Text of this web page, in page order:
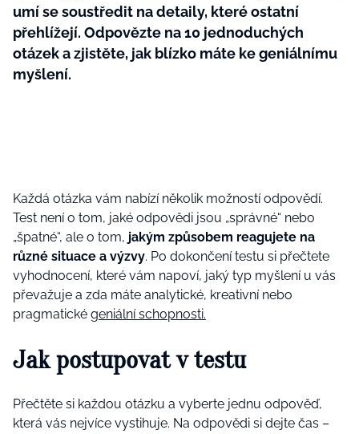
umí se soustředit na detaily, které ostatní
přehlížejí. Odpovězte na 10 jednoduchých
otázek a zjistěte, jak blízko máte ke geniálnímu
myšlení.
Každá otázka vám nabízí několik možností odpovědí.
Test není o tom, jaké odpovědi jsou „správné“ nebo
„špatné“, ale o tom, jakým způsobem reagujete na
různé situace a výzvy. Po dokončení testu si přečtete
vyhodnocení, které vám napoví, jaký typ myšlení u vás
převažuje a zda máte analytické, kreativní nebo
pragmatické geniální schopnosti.
Jak postupovat v testu
Přečtěte si každou otázku a vyberte jednu odpověď,
která vás nejvíce vystihuje. Na odpovědi si dejte čas –